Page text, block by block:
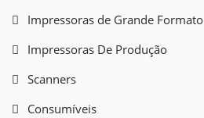
Impressoras de Grande Formato
Impressoras De Produção
Scanners
Consumíveis